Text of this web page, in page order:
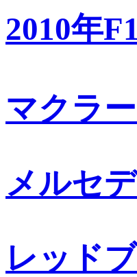
2010年
マクラ
メルセ
レッド